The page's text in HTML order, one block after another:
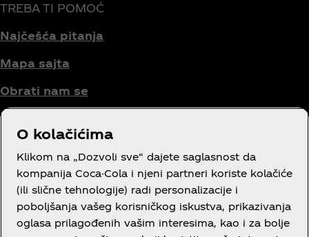
TREBA TI POMOĆ
Najčešća pitanja
Mapa sajta
Obrati nam se
Uslovi korišćenja
Obaveštenje o privatnosti potrošača
Podešavanja kolačića
O kolačićima
Klikom na „Dozvoli sve“ dajete saglasnost da
kompanija Coca-Cola i njeni partneri koriste kolačiće
(ili slične tehnologije) radi personalizacije i
poboljšanja vašeg korisničkog iskustva, prikazivanja
oglasa prilagođenih vašim interesima, kao i za bolje